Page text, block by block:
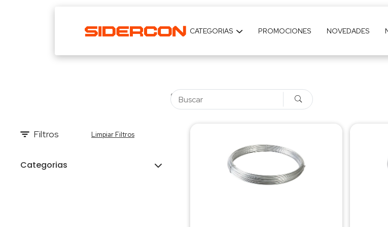
CATEGORIAS PROMOCIONES NOVEDADES
Filtros Limpiar Filtros
Categorias